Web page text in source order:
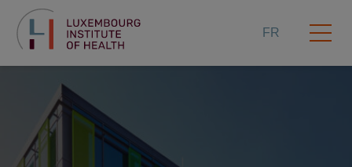
FR